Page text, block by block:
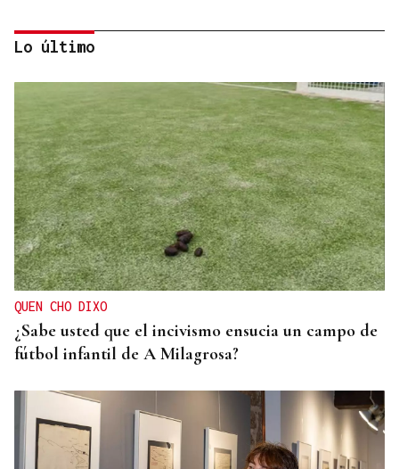
MUESTRA INÉDITA
Galería | Piñor y Carmen Martín Gaite en una
exposición, un repaso a la Galicia rural bajo el
prisma de la escritora
Lo último
QUEN CHO DIXO
¿Sabe usted que el incivismo ensucia un campo de
fútbol infantil de A Milagrosa?